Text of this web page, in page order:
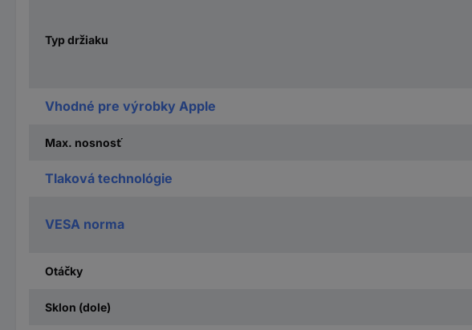
Typ držiaku
Vhodné pre výrobky Apple
Max. nosnosť
Tlaková technológie
VESA norma
Otáčky
Sklon (dole)